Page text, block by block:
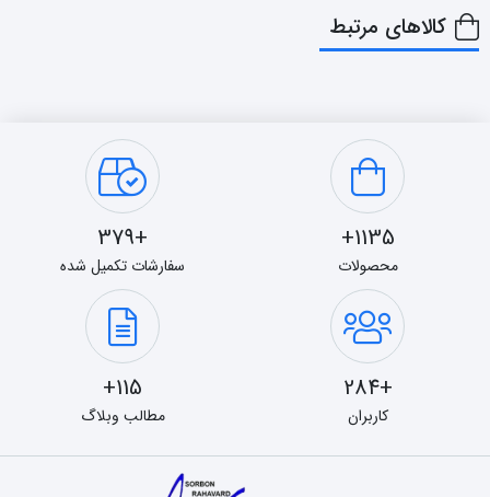
کالاهای مرتبط
1135+
محصولات
+379
سفارشات تکمیل شده
+284
کاربران
115+
مطالب وبلاگ